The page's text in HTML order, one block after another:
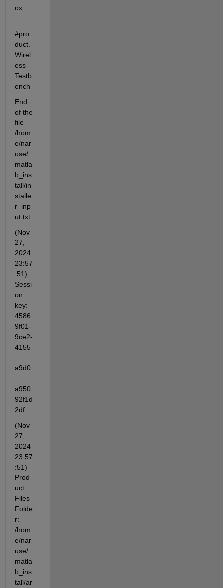
ox
#pro
duct.
Wirel
ess_
Testb
ench
End
of the
file
/hom
e/nar
use/
matla
b_ins
tall/in
stalle
r_inp
ut.txt
(Nov
27,
2024
23:57
:51)
Sessi
on
key:
4586
9f01-
9ce2-
4155
-
a9d0
-
a950
92f1d
2df
(Nov
27,
2024
23:57
:51)
Prod
uct
Files
Folde
r:
/hom
e/nar
use/
matla
b_ins
tall/ar